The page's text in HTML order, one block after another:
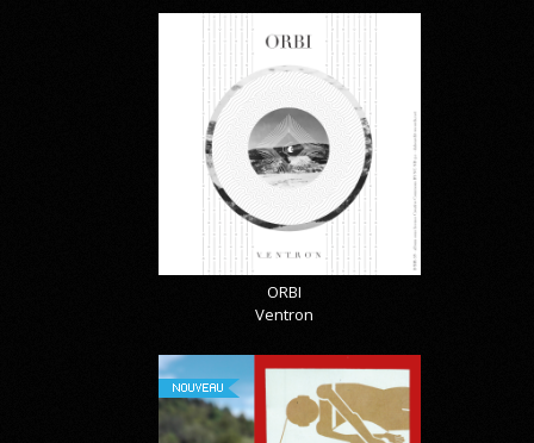
ORBI
Ventron
NOUVEAU